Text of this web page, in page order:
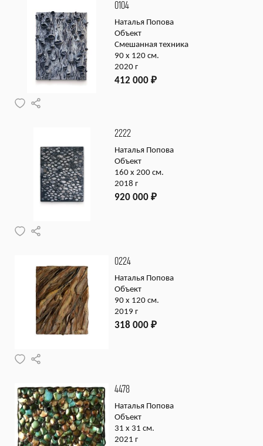
0104
Наталья Попова
Объект
Смешанная техника
90 х 120 см.
2020 г
412 000 ₽
2222
Наталья Попова
Объект
160 х 200 см.
2018 г
920 000 ₽
0224
Наталья Попова
Объект
90 х 120 см.
2019 г
318 000 ₽
4478
Наталья Попова
Объект
31 х 31 см.
2021 г